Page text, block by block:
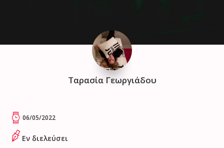
Ταρασία Γεωργιάδου
06/05/2022
Εν διελεύσει